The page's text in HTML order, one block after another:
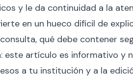
y le da continuidad a la
en un hueco difícil de
qué debe contener
este artículo es informativo y
a tu institución y a la